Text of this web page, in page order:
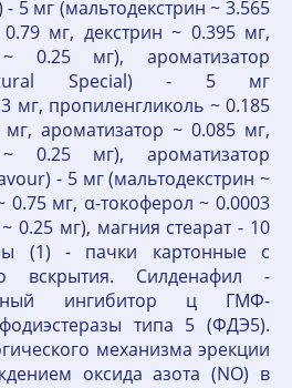
5 мг (мальтодекстрин ~ 3.565
мг, декстрин ~ 0.395 мг,
0.25 мг), ароматизатор
Special) - 5 мг
мг, пропиленгликоль ~ 0.185
ароматизатор ~ 0.085 мг,
0.25 мг), ароматизатор
- 5 мг (мальтодекстрин ~
0.75 мг, α-токоферол ~ 0.0003
0.25 мг), магния стеарат - 10
(1) - пачки картонные с
вскрытия. Силденафил -
ингибитор ц ГМФ-
типа 5 (ФДЭ5).
механизма эрекции
оксида азота (NO) в